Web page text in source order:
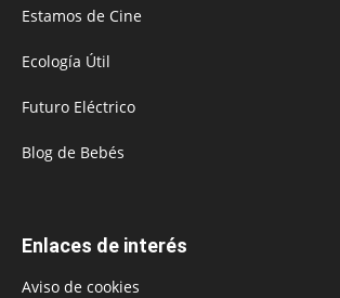
Estamos de Cine
Ecología Útil
Futuro Eléctrico
Blog de Bebés
Enlaces de interés
Aviso de cookies